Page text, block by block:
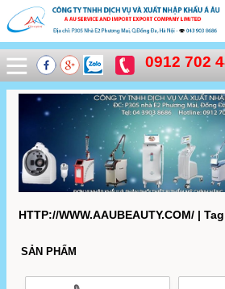
0912 702
HTTP://WWW.AAUBEAUTY.COM/ |
SẢN PHẨM